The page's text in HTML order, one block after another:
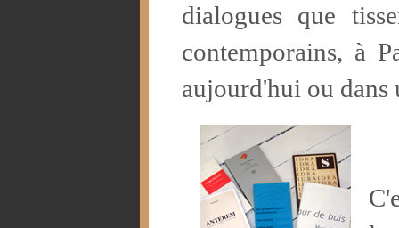
dialogues que
contemporains, à
aujourd'hui ou dans